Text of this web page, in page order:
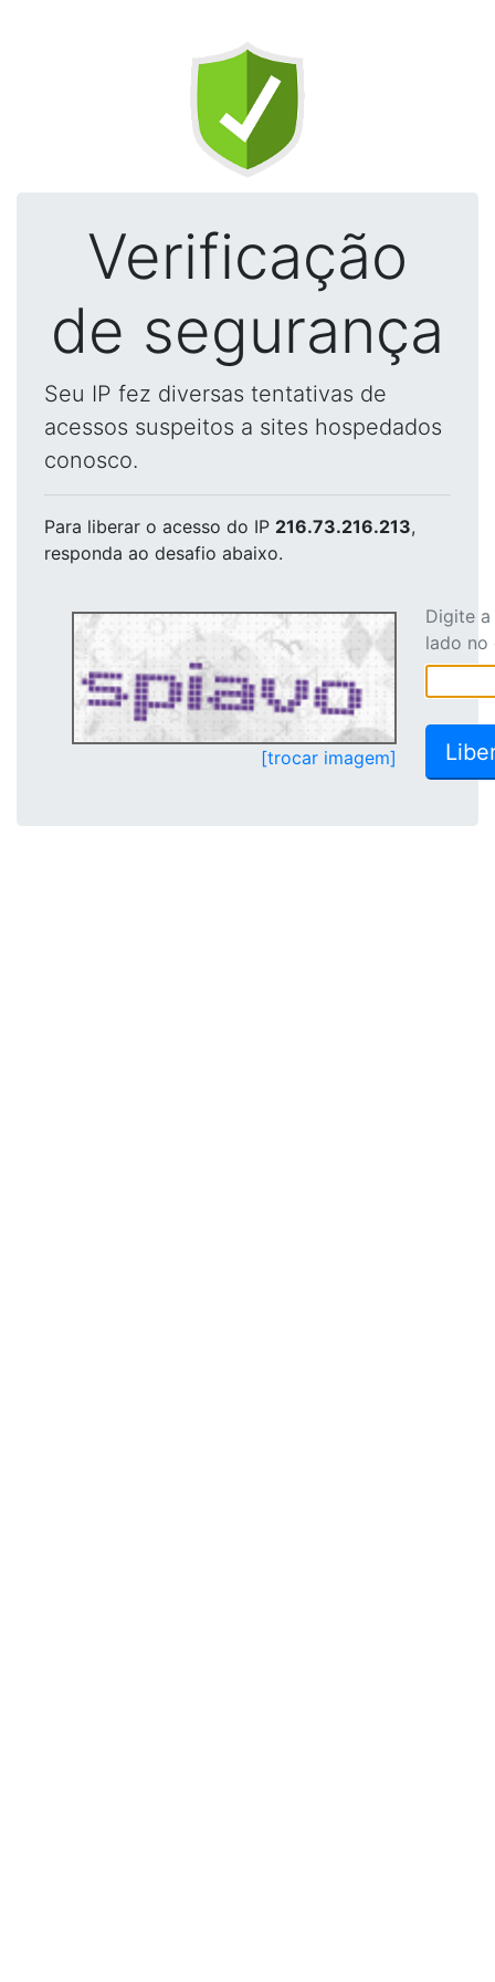
Verificação
de segurança
Seu IP fez diversas tentativas de
acessos suspeitos a sites hospedados
conosco.
Para liberar o acesso do IP 216.73.216.213,
responda ao desafio abaixo.
[trocar imagem]
Digite
lado no